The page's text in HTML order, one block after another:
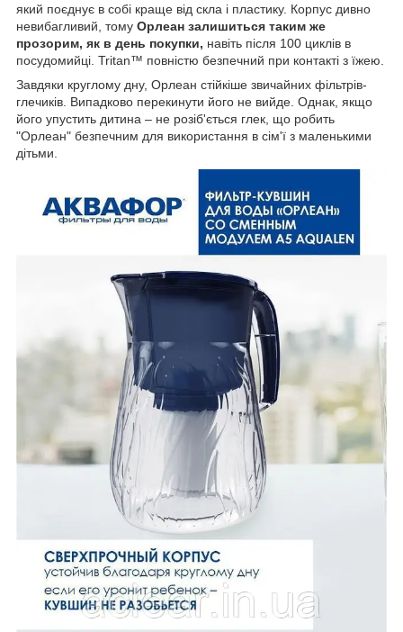
який поєднує в собі краще від скла і пластику. Корпус дивно
невибагливий, тому Орлеан залишиться таким же
прозорим, як в день покупки, навіть після 100 циклів в
посудомийці. Tritan™ повністю безпечний при контакті з їжею.
Завдяки круглому дну, Орлеан стійкіше звичайних фільтрів-
глечиків. Випадково перекинути його не вийде. Однак, якщо
його упустить дитина – не розіб'ється глек, що робить
"Орлеан" безпечним для використання в сім'ї з маленькими
дітьми.